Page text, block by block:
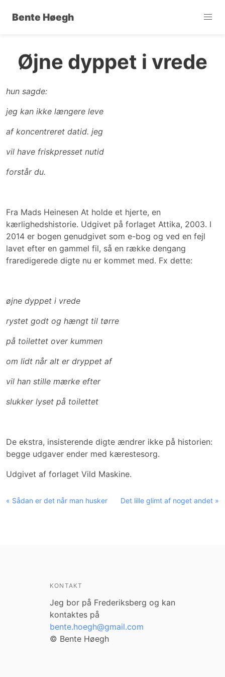
Bente Høegh
Øjne dyppet i vrede
hun sagde:
jeg kan ikke længere leve
af koncentreret datid. jeg
vil have friskpresset nutid
forstår du.
Fra Mads Heinesen At holde et hjerte, en
kærlighedshistorie. Udgivet på forlaget Attika, 2003. I
2014 er bogen genudgivet som e-bog og ved en fejl
lavet efter en gammel fil, så en række dengang
fraredigerede digte nu er kommet med. Fx dette:
øjne dyppet i vrede
rystet godt og hængt til tørre
på toilettet over kummen
om lidt når alt er dryppet af
vil han stille mærke efter
slukker lyset på toilettet
De ekstra, insisterende digte ændrer ikke på historien:
begge udgaver ender med kærestesorg.
Udgivet af forlaget Vild Maskine.
« Sådan er det når man husker Det lille glimt af noget andet »
KONTAKT
Jeg bor på Frederiksberg og kan
kontaktes på
bente.hoegh@gmail.com
© Bente Høegh